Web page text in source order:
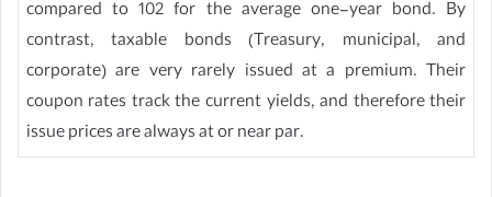
compared to 102 for the average one-year bond. By
contrast, taxable bonds (Treasury, municipal, and
corporate) are very rarely issued at a premium. Their
coupon rates track the current yields, and therefore their
issue prices are always at or near par.